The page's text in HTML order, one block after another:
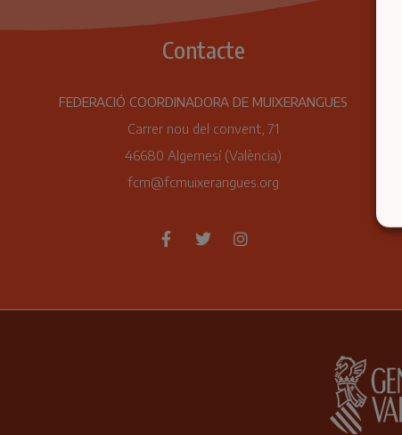
Contacte
FEDERACIÓ COORDINADORA DE MUIXERANGUES
Carrer nou del convent, 71
46680 Algemesí (València)
fcm@fcmuixerangues.org